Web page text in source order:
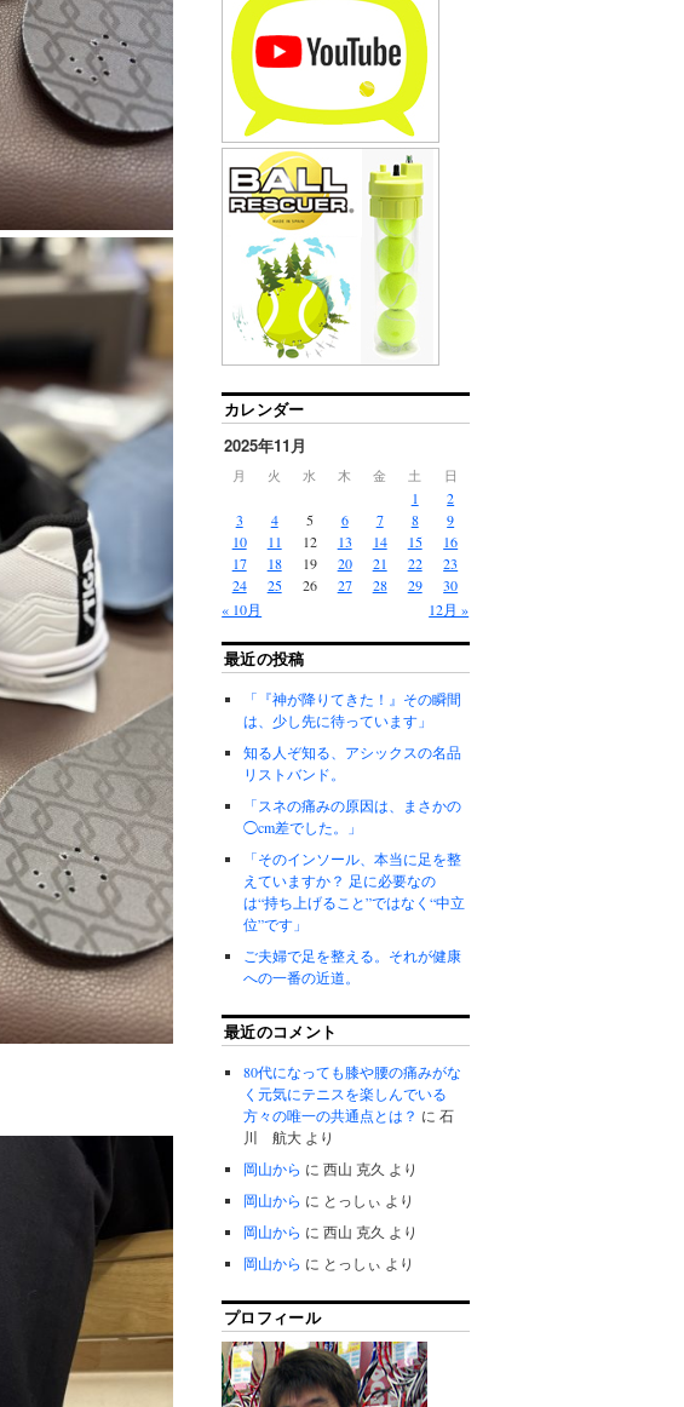
カレンダー
2025年11月
月 火 水 木 金 土 日
« 10月 12月 »
1
2
3
4 5 6 7 8
9
10
11 12 13 14 15
16
17
18 19 20 21 22
23
24
25 26 27 28 29 30
最近の投稿
「『神が降りてきた！』その瞬間
は、少し先に待っています」
知る人ぞ知る、アシックスの名品
リストバンド。
「スネの痛みの原因は、まさかの
◯cm差でした。」
「そのインソール、本当に足を整
えていますか？ 足に必要なの
は“持ち上げること”ではなく“中立
位”です」
ご夫婦で足を整える。それが健康
への一番の近道。
最近のコメント
80代になっても膝や腰の痛みがな
く元気にテニスを楽しんでいる
方々の唯一の共通点とは？ に石
川 航大 より
岡山から に西山 克久 より
岡山から に とっしぃ より
岡山から に西山 克久 より
岡山から に とっしぃ より
プロフィール